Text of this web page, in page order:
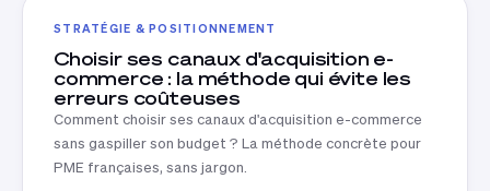
STRATÉGIE & POSITIONNEMENT
Choisir ses canaux d'acquisition e-
commerce : la méthode qui évite les
erreurs coûteuses
Comment choisir ses canaux d'acquisition e-commerce
sans gaspiller son budget ? La méthode concrète pour
PME françaises, sans jargon.